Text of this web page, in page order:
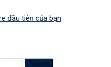
đầu tiên của bạn